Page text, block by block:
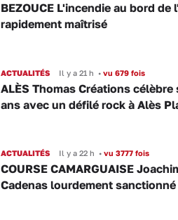
BEZOUCE L'incendie au bord de
rapidement maîtrisé
ACTUALITÉS Il y a 21 h •vu 679 fois
ALÈS Thomas Créations célèbre
ans avec un défilé rock à Alès
ACTUALITÉS Il y a 22 h •vu 3777 fois
COURSE CAMARGUAISE
Cadenas lourdement sanctionné